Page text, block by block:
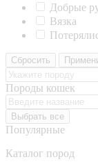
Добрые
Вязка
Сбросить
Породы кошек
Выбрать все
Популярные
Каталог пород